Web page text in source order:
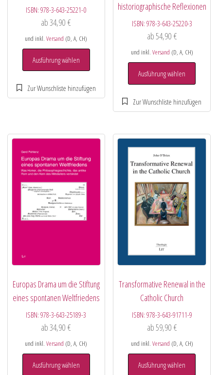
ISBN:978-3-643-25221-0
ab34,90€
und inkl.Versand (D, A, CH)
Ausführung wählen
historiographische Reflexionen
ISBN: 978-3-643-25220-3
ab54,90 €
und inkl. Versand (D, A, CH)
Ausführung wählen
Europas Drama um die Stiftung
eines spontanen Weltfriedens
ISBN:978-3-643-25189-3
ab34,90€
und inkl.Versand (D, A, CH)
Ausführung wählen
Transformative Renewal in the
Catholic Church
ISBN: 978-3-643-91711-9
ab59,90 €
und inkl. Versand (D, A, CH)
Ausführung wählen